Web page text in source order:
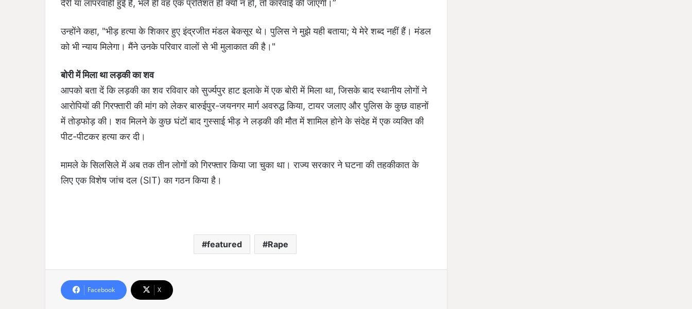
देरी या लापरवाही हुई है, भले ही वह एक प्रतिशत ही क्यों न हो, तो कार्रवाई की जाएगी।”
उन्होंने कहा, "भीड़ हत्या के शिकार हुए इंद्रजीत मंडल बेकसूर थे। पुलिस ने मुझे यही बताया; ये मेरे शब्द नहीं हैं। मंडल
को भी न्याय मिलेगा। मैंने उनके परिवार वालों से भी मुलाकात की है।"
बोरी में मिला था लड़की का शव
आपको बता दें कि लड़की का शव रविवार को सुर्ज्यपुर हाट इलाके में एक बोरी में मिला था, जिसके बाद स्थानीय लोगों ने
आरोपियों की गिरफ्तारी की मांग को लेकर बारुईपुर-जयनगर मार्ग अवरुद्ध किया, टायर जलाए और पुलिस के कुछ वाहनों
में तोड़फोड़ की। शव मिलने के कुछ घंटों बाद गुस्साई भीड़ ने लड़की की मौत में शामिल होने के संदेह में एक व्यक्ति की
पीट-पीटकर हत्या कर दी।
मामले के सिलसिले में अब तक तीन लोगों को गिरफ्तार किया जा चुका था। राज्य सरकार ने घटना की तहकीकात के
लिए एक विशेष जांच दल (SIT) का गठन किया है।
featured Rape
Facebook X